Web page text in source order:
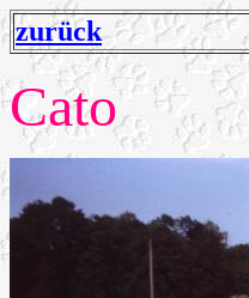
zurück
Cato